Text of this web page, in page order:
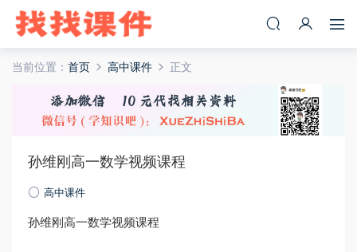
当前位置： 首页 高中课件 正文
孙维刚高一数学视频课程
高中课件
孙维刚高一数学视频课程